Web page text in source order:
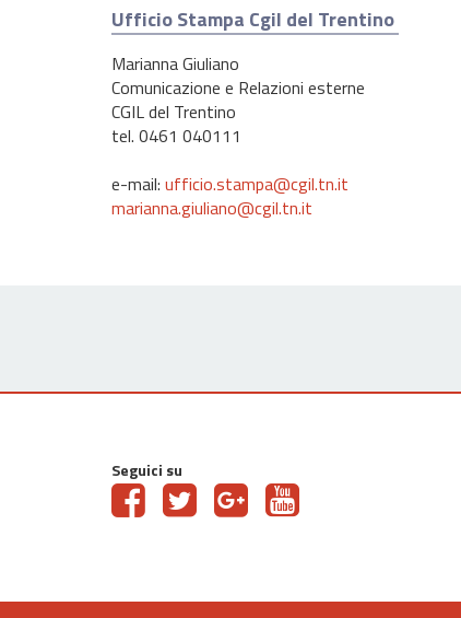
Ufficio Stampa Cgil del Trentino
Marianna Giuliano
Comunicazione e Relazioni esterne
CGIL del Trentino
tel. 0461 040111
e-mail: ufficio.stampa@cgil.tn.it
marianna.giuliano@cgil.tn.it
Seguici su